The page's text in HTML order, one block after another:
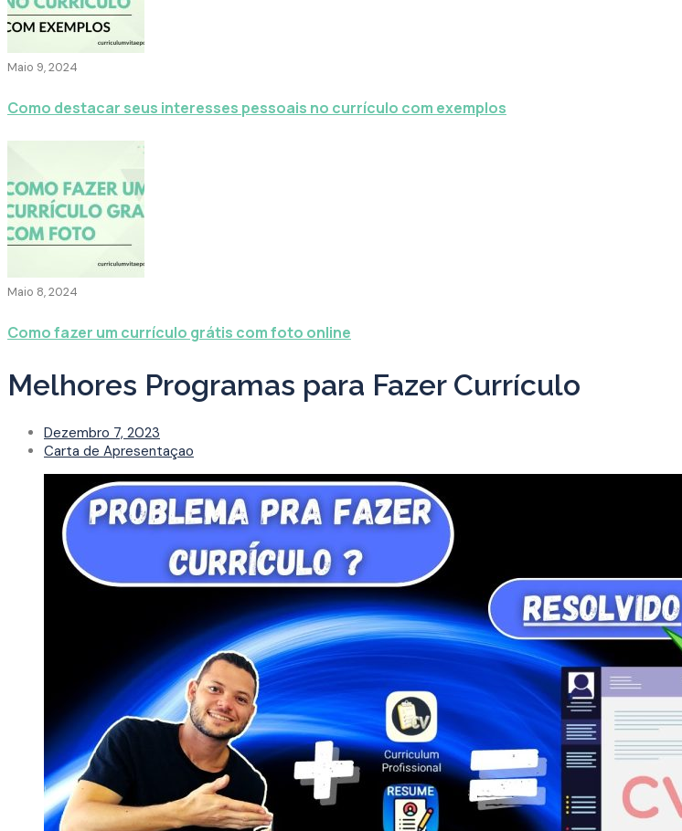
Maio 9, 2024
Como destacar seus interesses pessoais no currículo com exemplos
Maio 8, 2024
Como fazer um currículo grátis com foto online
Melhores Programas para Fazer Currículo
Dezembro 7, 2023
Carta de Apresentaçao